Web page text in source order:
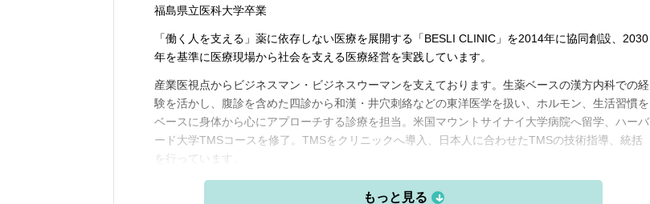
福島県立医科大学卒業
「働く人を支える」薬に依存しない医療を展開する「BESLI CLINIC」を2014年に協同創設、2030
年を基準に医療現場から社会を支える医療経営を実践しています。
産業医視点からビジネスマン・ビジネスウーマンを支えております。生薬ベースの漢方内科での経
験を活かし、腹診を含めた四診から和漢・井穴刺絡などの東洋医学を扱い、ホルモン、生活習慣を
ベースに身体から心にアプローチする診療を担当。米国マウントサイナイ大学病院へ留学、ハーバ
ード大学TMSコースを修了。TMSをクリニックへ導入、日本人に合わせたTMSの技術指導、統括
を行っています。